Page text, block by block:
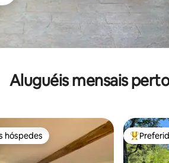
Aluguéis mensais
hóspedes
hóspedes Entre os